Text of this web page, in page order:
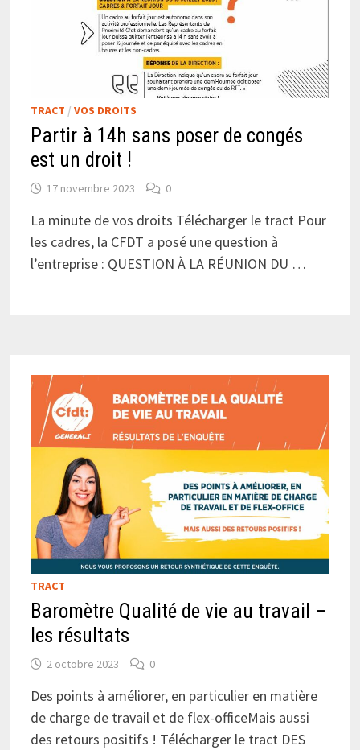
TRACT / VOS DROITS
Partir à 14h sans poser de congés
est un droit !
17 novembre 2023 0
La minute de vos droits Télécharger le tract Pour
les cadres, la CFDT a posé une question à
l’entreprise : QUESTION À LA RÉUNION DU …
TRACT
Baromètre Qualité de vie au travail –
les résultats
2 octobre 2023 0
Des points à améliorer, en particulier en matière
de charge de travail et de flex-officeMais aussi
des retours positifs ! Télécharger le tract DES